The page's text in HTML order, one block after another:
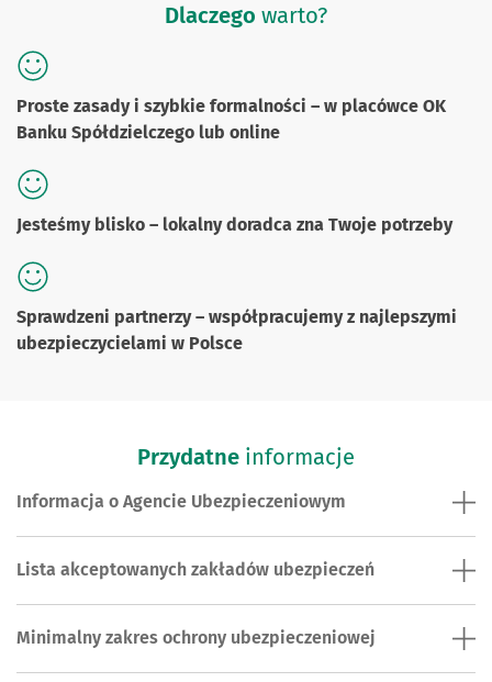
Dlaczego warto?
Proste zasady i szybkie formalności – w placówce OK
Banku Spółdzielczego lub online
Jesteśmy blisko – lokalny doradca zna Twoje potrzeby
Sprawdzeni partnerzy – współpracujemy z najlepszymi
ubezpieczycielami w Polsce
Przydatne informacje
Informacja o Agencie Ubezpieczeniowym
Lista akceptowanych zakładów ubezpieczeń
Minimalny zakres ochrony ubezpieczeniowej